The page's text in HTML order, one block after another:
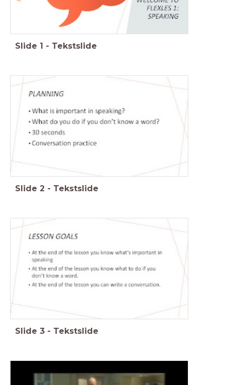
Slide 1 - Tekstslide
Slide 2 - Tekstslide
Slide 3 - Tekstslide